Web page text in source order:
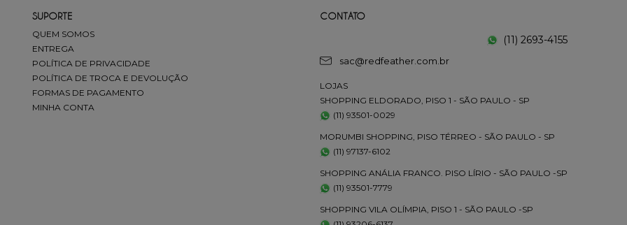
SUPORTE
QUEM SOMOS
ENTREGA
POLÍTICA DE PRIVACIDADE
POLÍTICA DE TROCA E DEVOLUÇÃO
FORMAS DE PAGAMENTO
MINHA CONTA
CONTATO
(11) 2693-4155
sac@redfeather.com.br
LOJAS
SHOPPING ELDORADO, PISO 1 - SÃO PAULO - SP
(11) 93501-0029
MORUMBI SHOPPING, PISO TÉRREO - SÃO PAULO - SP
(11) 97137-6102
SHOPPING ANÁLIA FRANCO. PISO LÍRIO - SÃO PAULO -SP
(11) 93501-7779
SHOPPING VILA OLÍMPIA, PISO 1 - SÃO PAULO -SP